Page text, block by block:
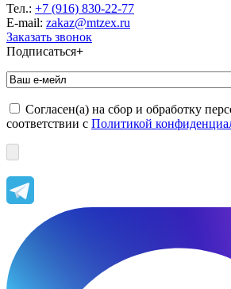
Тел.: +7 (916) 830-22-77
E-mail: zakaz@mtzex.ru
Заказать звонок
Подписаться+
Согласен(а) на сбор и обработку
соответствии с Политикой